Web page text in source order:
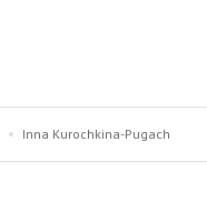
Inna Kurochkina-Pugach